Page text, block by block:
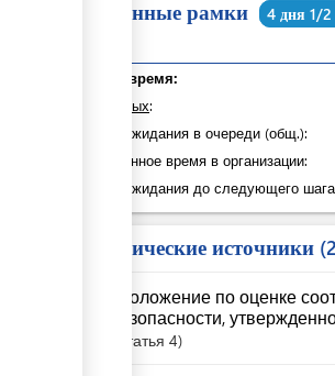
Временные рамки 4 дня 1/
Общее время:
из которых:
Время ожидания в очереди (общ.):
Затраченное время в организации:
Время ожидания до следующего
Юридические источники
"Положение по оценке
безопасности,
Статья 4